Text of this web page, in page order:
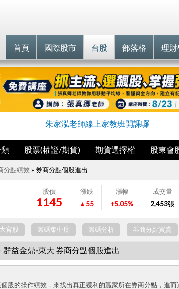
首頁 國際股市 台股 部落格 理財
朱家泓老師線上家教班開課囉
股票(權證/期貨) 期貨選擇權 股東會
分點績效 » 券商分點個股進出
股價
1145
漲跌
▲55
漲幅
+5.05%
成交量
2,453張
官股 籌碼集中度 籌碼分析 券商分點買賣
群益金鼎-東大 券商分點個股進出
股的操作績效，來找出真正獲利的贏家所在券商分點，進而